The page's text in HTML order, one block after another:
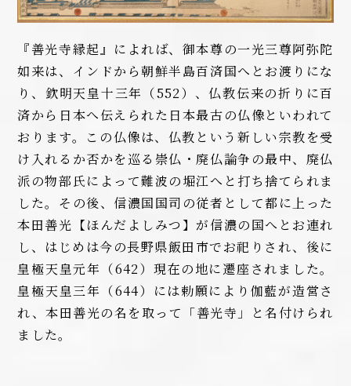
『善光寺縁起』によれば、御本尊の一光三尊阿弥陀
如来は、インドから朝鮮半島百済国へとお渡りにな
り、欽明天皇十三年（552）、仏教伝来の折りに百
済から日本へ伝えられた日本最古の仏像といわれて
おります。この仏像は、仏教という新しい宗教を受
け入れるか否かを巡る崇仏・廃仏論争の最中、廃仏
派の物部氏によって難波の堀江へと打ち捨てられま
した。その後、信濃国国司の従者として都に上った
本田善光【ほんだよしみつ】が信濃の国へとお連れ
し、はじめは今の長野県飯田市でお祀りされ、後に
皇極天皇元年（642）現在の地に遷座されました。
皇極天皇三年（644）には勅願により伽藍が造営さ
れ、本田善光の名を取って「善光寺」と名付けられ
ました。